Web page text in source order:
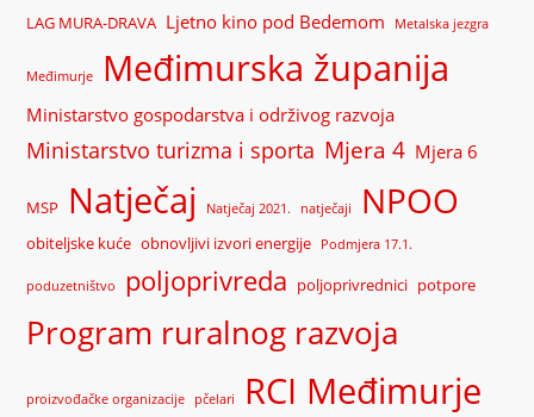
LAG MURA-DRAVA Ljetno kino pod Bedemom Metalska jezgra
Međimurje Međimurska županija
Ministarstvo gospodarstva i održivog razvoja
Ministarstvo turizma i sporta Mjera 4 Mjera 6
MSP Natječaj Natječaj 2021. natječaji NPOO
obiteljske kuće obnovljivi izvori energije Podmjera 17.1.
poduzetništvo poljoprivreda poljoprivrednici potpore
Program ruralnog razvoja
proizvođačke organizacije pčelari RCI Međimurje